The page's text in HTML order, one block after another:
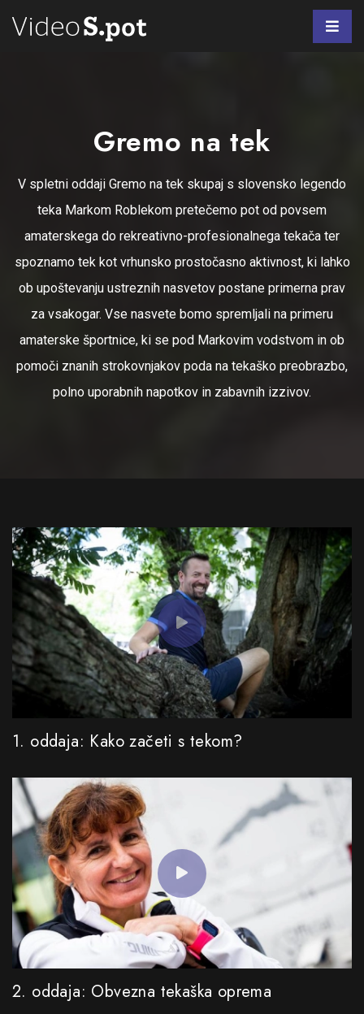
Gremo na tek
V spletni oddaji Gremo na tek skupaj s slovensko legendo
teka Markom Roblekom pretečemo pot od povsem
amaterskega do rekreativno-profesionalnega tekača ter
spoznamo tek kot vrhunsko prostočasno aktivnost, ki lahko
ob upoštevanju ustreznih nasvetov postane primerna prav
za vsakogar. Vse nasvete bomo spremljali na primeru
amaterske športnice, ki se pod Markovim vodstvom in ob
pomoči znanih strokovnjakov poda na tekaško preobrazbo,
polno uporabnih napotkov in zabavnih izzivov.
1. oddaja: Kako začeti s tekom?
2. oddaja: Obvezna tekaška oprema